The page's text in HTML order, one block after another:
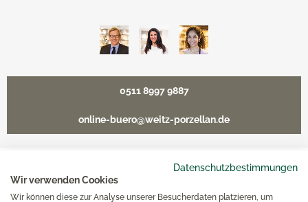
Datenschutzbestimmungen
Wir verwenden Cookies
Wir können diese zur Analyse unserer Besucherdaten platzieren, um
0511 8997 9887
online-buero@weitz-porzellan.de
Unsere Häuser